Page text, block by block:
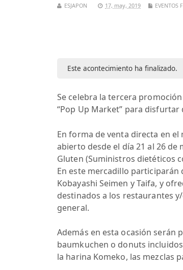
ESJAPON 17, may, 2019 EVENTOS
Este acontecimiento ha finalizado.
Se celebra la tercera
“Pop Up Market” para
En forma de venta directa en
abierto desde el día 21 al 26 de
Gluten (Suministros dietéticos
En este mercadillo participarán
Kobayashi Seimen y Taifa, y
destinados a los restaurantes
general.
Además en esta ocasión serán
baumkuchen o donuts
la harina Komeko, las mezclas